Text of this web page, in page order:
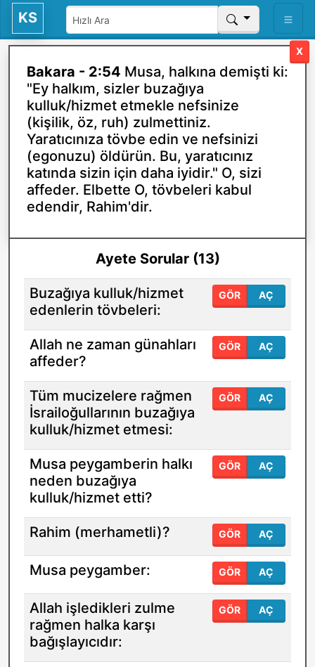
KS
Bakara - 2:54 Musa, halkına demişti ki:
"Ey halkım, sizler buzağıya
kulluk/hizmet etmekle nefsinize
(kişilik, öz, ruh) zulmettiniz.
Yaratıcınıza tövbe edin ve nefsinizi
(egonuzu) öldürün. Bu, yaratıcınız
katında sizin için daha iyidir." O, sizi
affeder. Elbette O, tövbeleri kabul
edendir, Rahim'dir.
X
Ayete Sorular (13)
GÖR AÇ
Buzağıya kulluk/hizmet
edenlerin tövbeleri:
GÖR AÇ
Allah ne zaman günahları
affeder?
GÖR AÇ
Tüm mucizelere rağmen
İsrailoğullarının buzağıya
kulluk/hizmet etmesi:
GÖR AÇ
Musa peygamberin halkı
neden buzağıya
kulluk/hizmet etti?
GÖR AÇ
Rahim (merhametli)?
GÖR AÇ
Musa peygamber:
GÖR AÇ
Allah işledikleri zulme
rağmen halka karşı
bağışlayıcıdır: